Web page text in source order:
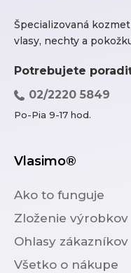
Špecializovaná
vlasy, nechty a
Potrebujete
02/2220 5849
Po-Pia 9-17 hod.
Vlasimo®
Ako to funguje
Zloženie výrobkov
Ohlasy zákazníkov
Všetko o nákupe